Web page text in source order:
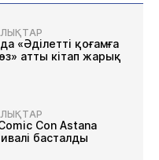
«Әділетті қоғамға
атты кітап жарық
Con Astana
басталды